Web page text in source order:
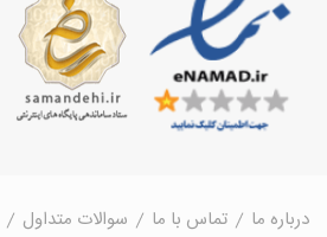
درباره ما تماس با ما سوالات متداول